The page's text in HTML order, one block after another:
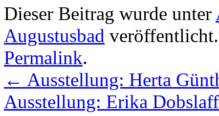
Dieser Beitrag wurde unter
Augustusbad veröffentlicht.
Permalink.
← Ausstellung: Herta
Ausstellung: Erika